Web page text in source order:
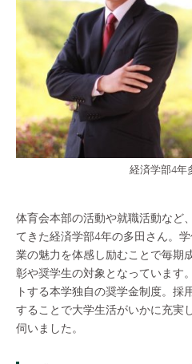
経済学部4年
体育会本部の活動や就職活動など
てきた経済学部4年の多田さん。
業の魅力を体感し励むことで毎期
彰や奨学生の対象となっています
トする本学独自の奨学金制度。採
することで大学生活がいかに充実
伺いました。